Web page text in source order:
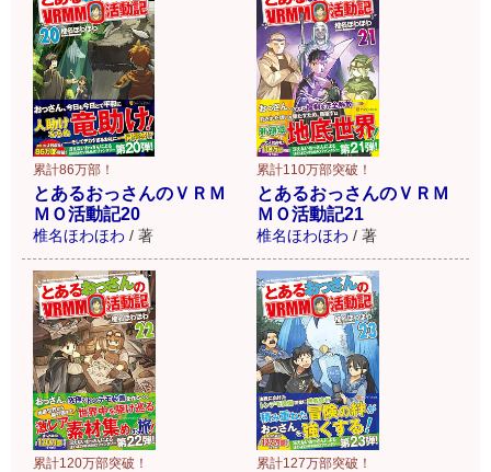
累計86万部！
とあるおっさんのＶＲＭ
ＭＯ活動記20
椎名ほわほわ / 著
累計110万部突破！
とあるおっさんのＶＲＭ
ＭＯ活動記21
椎名ほわほわ / 著
累計120万部突破！ 累計127万部突破！